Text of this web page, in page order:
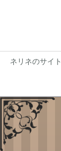
ネリネのサイト